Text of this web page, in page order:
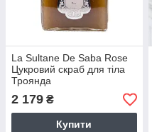
La Sultane De Saba Rose
Цукровий скраб для тіла
Троянда
2 179 ₴
Купити